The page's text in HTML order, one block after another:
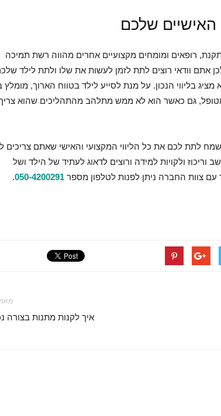
האישיים שלכם
רופאים ומומחים מקצועיים אחרים מהווה רשת תמיכה
וודאי רוצים לתת לזמן לעשות את שלו ולתת לילד
בליווי הנכון. על מנת לסייע לילד בטווח הארוך, מומלץ
מטופל, גם כאשר הוא לא ממש מתלהב מהתהליכים שהוא
לתת לכם את כל הליווי המקצועי והאישי שאתם צריכים
ולקויות למידה ורוצים לדאוג לעתיד של הילד ושל
צוות החברה ניתן לפנות לטלפון מספר 050-4200291
.
איך לקנות מתנות בצורה